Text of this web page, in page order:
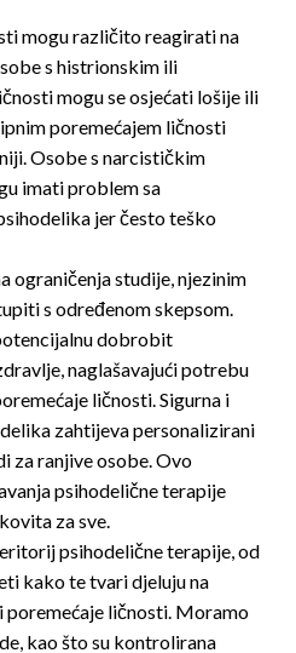
mogu različito reagirati na
s histrionskim ili
mogu se osjećati lošije ili
poremećajem ličnosti
Osobe s narcističkim
imati problem sa
jer često teško
ograničenja studije, njezinim
s određenom skepsom.
dobrobit
naglašavajući potrebu
ličnosti. Sigurna i
zahtijeva personalizirani
za ranjive osobe. Ovo
psihodelične terapije
za sve.
psihodelične terapije, od
kako te tvari djeluju na
poremećaje ličnosti. Moramo
kao što su kontrolirana